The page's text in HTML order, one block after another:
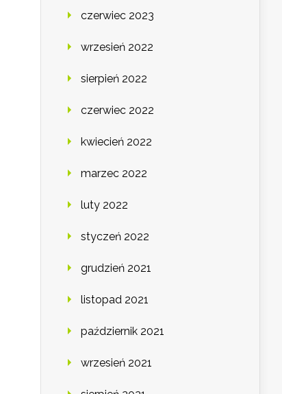
czerwiec 2023
wrzesień 2022
sierpień 2022
czerwiec 2022
kwiecień 2022
marzec 2022
luty 2022
styczeń 2022
grudzień 2021
listopad 2021
październik 2021
wrzesień 2021